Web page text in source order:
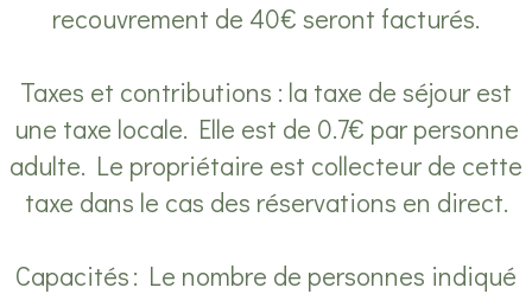
recouvrement de 40€ seront facturés.
Taxes et contributions : la taxe de séjour est
une taxe locale. Elle est de 0.7€ par personne
adulte. Le propriétaire est collecteur de cette
taxe dans le cas des réservations en direct.
Capacités : Le nombre de personnes indiqué